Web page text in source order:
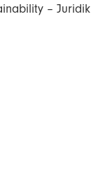
– Juridik